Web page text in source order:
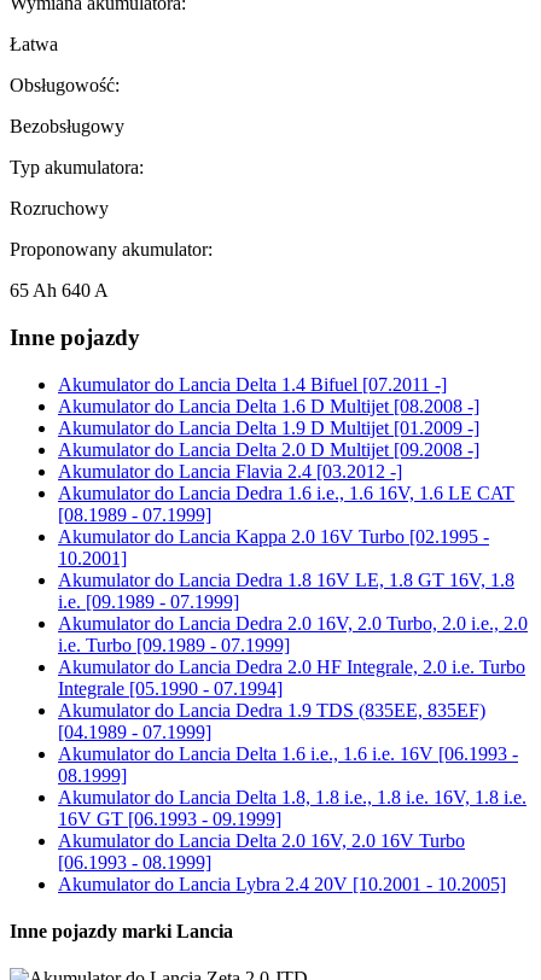
Łatwa
Obsługowość:
Bezobsługowy
Typ akumulatora:
Rozruchowy
Proponowany akumulator:
65 Ah 640 A
Inne pojazdy
Akumulator do Lancia Delta 1.4 Bifuel [07.2011 -]
Akumulator do Lancia Delta 1.6 D Multijet [08.2008 -]
Akumulator do Lancia Delta 1.9 D Multijet [01.2009 -]
Akumulator do Lancia Delta 2.0 D Multijet [09.2008 -]
Akumulator do Lancia Flavia 2.4 [03.2012 -]
Akumulator do Lancia Dedra 1.6 i.e., 1.6 16V, 1.6 LE CAT
[08.1989 - 07.1999]
Akumulator do Lancia Kappa 2.0 16V Turbo [02.1995 -
10.2001]
Akumulator do Lancia Dedra 1.8 16V LE, 1.8 GT 16V, 1.8
i.e. [09.1989 - 07.1999]
Akumulator do Lancia Dedra 2.0 16V, 2.0 Turbo, 2.0 i.e., 2.0
i.e. Turbo [09.1989 - 07.1999]
Akumulator do Lancia Dedra 2.0 HF Integrale, 2.0 i.e. Turbo
Integrale [05.1990 - 07.1994]
Akumulator do Lancia Dedra 1.9 TDS (835EE, 835EF)
[04.1989 - 07.1999]
Akumulator do Lancia Delta 1.6 i.e., 1.6 i.e. 16V [06.1993 -
08.1999]
Akumulator do Lancia Delta 1.8, 1.8 i.e., 1.8 i.e. 16V, 1.8 i.e.
16V GT [06.1993 - 09.1999]
Akumulator do Lancia Delta 2.0 16V, 2.0 16V Turbo
[06.1993 - 08.1999]
Akumulator do Lancia Lybra 2.4 20V [10.2001 - 10.2005]
Inne pojazdy marki Lancia